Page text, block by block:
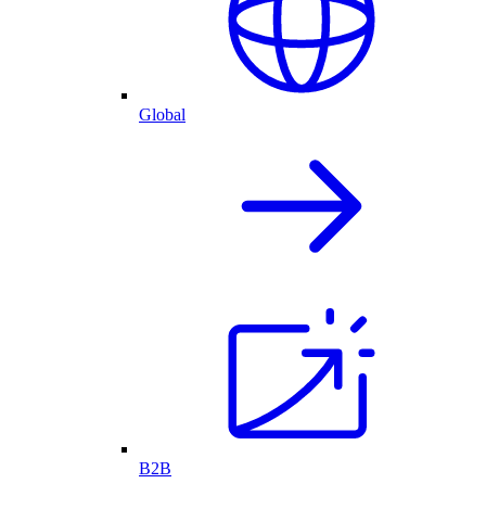
Global
B2B